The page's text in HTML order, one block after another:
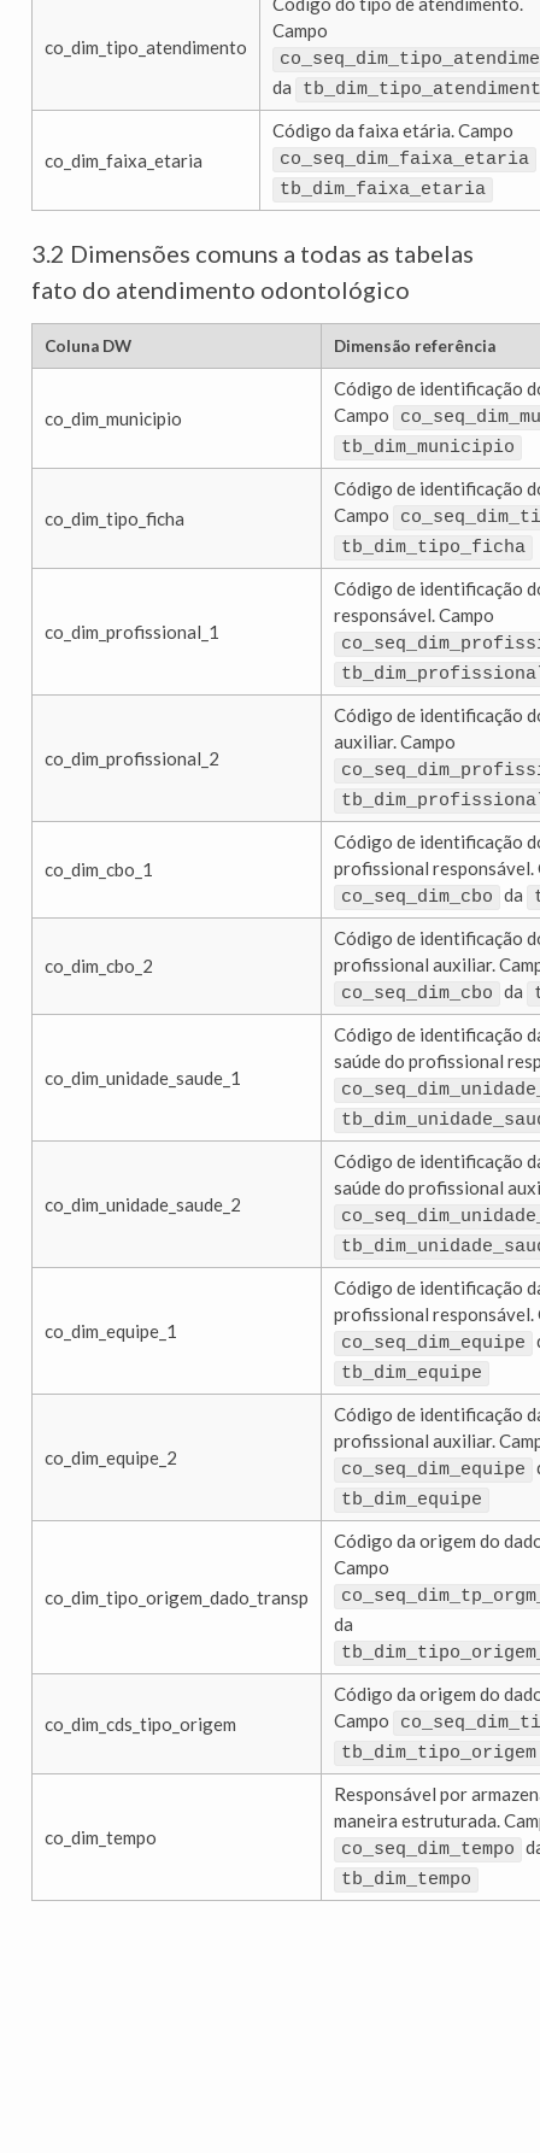
co_dim_tipo_atendimento
Campo
da
co_dim_faixa_etaria
Código da faixa etária. Campo
co_seq_dim_faixa_etaria
tb_dim_faixa_etaria
3.2 Dimensões comuns a todas as tabelas
fato do atendimento odontológico
Coluna DW Dimensão referência
co_dim_municipio
Código de identificação
Campo
tb_dim_municipio
co_dim_tipo_ficha
Código de identificação
Campo
tb_dim_tipo_ficha
co_dim_profissional_1
Código de identificação
responsável. Campo
co_dim_profissional_2
Código de identificação
auxiliar. Campo
co_dim_cbo_1
Código de identificação
profissional responsável.
co_seq_dim_cbo da
co_dim_cbo_2
Código de identificação
profissional auxiliar.
co_seq_dim_cbo da
co_dim_unidade_saude_1
Código de identificação
saúde do profissional
co_dim_unidade_saude_2
Código de identificação
saúde do profissional
co_dim_equipe_1
Código de identificação
profissional responsável.
co_seq_dim_equipe
tb_dim_equipe
co_dim_equipe_2
Código de identificação
profissional auxiliar.
co_seq_dim_equipe
tb_dim_equipe
co_dim_tipo_origem_dado_transp
Código da origem do
Campo
da
co_dim_cds_tipo_origem
Código da origem do
Campo
tb_dim_tipo_origem
co_dim_tempo
Responsável por
maneira estruturada.
co_seq_dim_tempo
tb_dim_tempo